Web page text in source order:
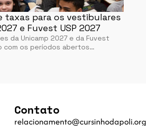
taxas para os vestibulares
e Fuvest USP 2027
da Unicamp 2027 e da Fuvest
com os períodos abertos…
Contato